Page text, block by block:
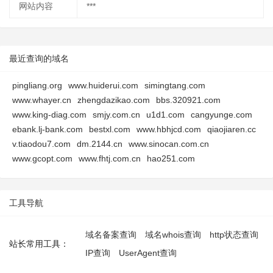
网站内容 ***
最近查询的域名
pingliang.org www.huiderui.com
simingtang.com
www.whayer.cn
zhengdazikao.com
bbs.320921.com
www.king-diag.com
smjy.com.cn u1d1.com
cangyunge.com
ebank.lj-bank.com
bestxl.com www.hbhjcd.com
qiaojiaren.cc
v.tiaodou7.com
dm.2144.cn
www.sinocan.com.cn
www.gcopt.com
www.fhtj.com.cn hao251.com
工具导航
站长常用工具：
域名备案查询 域名whois查询
http状态查询
IP查询
UserAgent查询